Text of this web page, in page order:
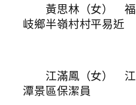
黃思林（女） 福
岐鄉半嶺村村平易近
江滿鳳（女） 江
潭景區保潔員